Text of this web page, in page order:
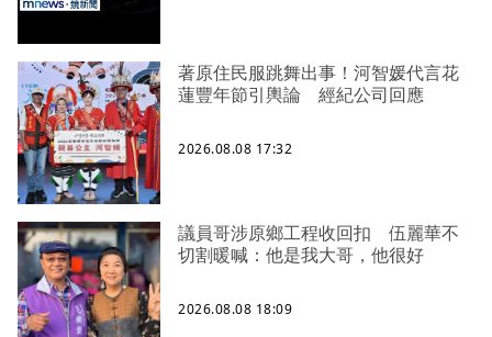
著原住民服跳舞出事！河智媛代言花
蓮豐年節引輿論 經紀公司回應
2026.08.08 17:32
議員哥涉原鄉工程收回扣 伍麗華不
切割暖喊：他是我大哥，他很好
2026.08.08 18:09